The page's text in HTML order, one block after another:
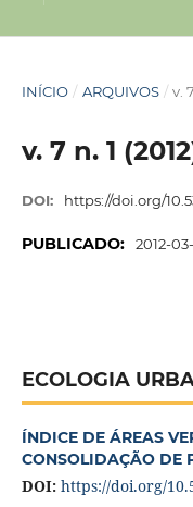
INÍCIO / ARQUIVOS / v.
v. 7 n. 1
DOI: https://doi.org/
PUBLICADO: 2012-
ECOLOGIA
ÍNDICE DE ÁREAS
CONSOLIDAÇÃO DE
DOI: https://doi.org/